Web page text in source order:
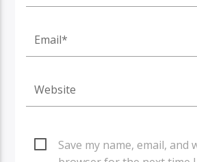
Save my name, email, and